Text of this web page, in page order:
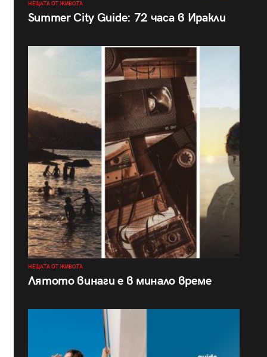
НЕЩАТА ОТ ЖИВОТА
Summer City Guide: 72 часа в Иракли
НЕЩАТА ОТ ЖИВОТА
Лятото винаги е в минало време